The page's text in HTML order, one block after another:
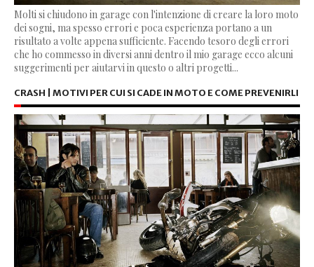
Molti si chiudono in garage con l'intenzione di creare la loro moto
dei sogni, ma spesso errori e poca esperienza portano a un
risultato a volte appena sufficiente. Facendo tesoro degli errori
che ho commesso in diversi anni dentro il mio garage ecco alcuni
suggerimenti per aiutarvi in questo o altri progetti...
CRASH | MOTIVI PER CUI SI CADE IN MOTO E COME PREVENIRLI